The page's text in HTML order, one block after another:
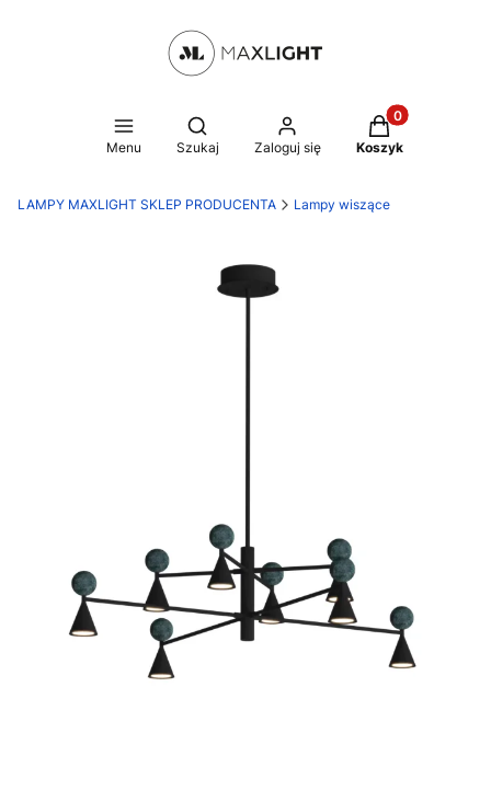
Menu
Otwórz wyszukiwarkę
Szukaj Zaloguj się
Produkty w
Koszyk
LAMPY MAXLIGHT SKLEP PRODUCENTA Lampy wiszące